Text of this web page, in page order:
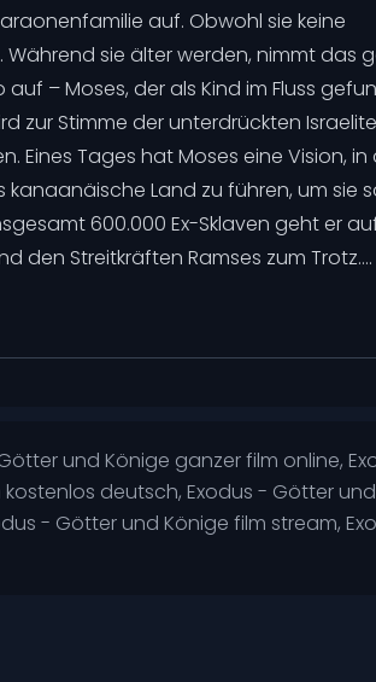
auf. Obwohl sie keine
sie älter werden, nimmt das
– Moses, der als Kind im Fluss
zur Stimme der unterdrückten
Eines Tages hat Moses eine Vision,
Land zu führen, um sie
600.000 Ex-Sklaven geht er
den Streitkräften Ramses zum Trotz….
und Könige ganzer film online,
deutsch, Exodus - Götter
- Götter und Könige film stream,